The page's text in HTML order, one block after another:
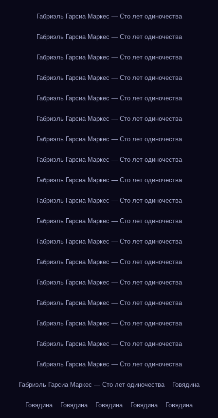
Габриэль Гарсиа Маркес — Сто лет одиночества
Габриэль Гарсиа Маркес — Сто лет одиночества
Габриэль Гарсиа Маркес — Сто лет одиночества
Габриэль Гарсиа Маркес — Сто лет одиночества
Габриэль Гарсиа Маркес — Сто лет одиночества
Габриэль Гарсиа Маркес — Сто лет одиночества
Габриэль Гарсиа Маркес — Сто лет одиночества
Габриэль Гарсиа Маркес — Сто лет одиночества
Габриэль Гарсиа Маркес — Сто лет одиночества
Габриэль Гарсиа Маркес — Сто лет одиночества
Габриэль Гарсиа Маркес — Сто лет одиночества
Габриэль Гарсиа Маркес — Сто лет одиночества
Габриэль Гарсиа Маркес — Сто лет одиночества
Габриэль Гарсиа Маркес — Сто лет одиночества
Габриэль Гарсиа Маркес — Сто лет одиночества
Габриэль Гарсиа Маркес — Сто лет одиночества
Габриэль Гарсиа Маркес — Сто лет одиночества
Габриэль Гарсиа Маркес — Сто лет одиночества
Габриэль Гарсиа Маркес — Сто лет одиночества Говядина
Говядина Говядина Говядина Говядина Говядина